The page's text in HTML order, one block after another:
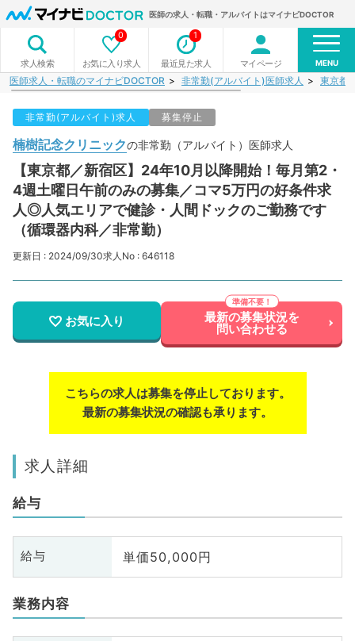
医師の求人・転職・アルバイトはマイナビDOCTOR
求人検索 お気に入り求人
0
最近見た求人
1
マイページ MENU
医師求人・転職のマイナビDOCTOR 非常勤(アルバイト)医師求人 東京都
非常勤(アルバイト)求人 募集停止
楠樹記念クリニックの非常勤（アルバイト）医師求人
【東京都／新宿区】24年10月以降開始！毎月第2・
4週土曜日午前のみの募集／コマ5万円の好条件求
人◎人気エリアで健診・人間ドックのご勤務です
（循環器内科／非常勤）
更新日 : 2024/09/30求人No : 646118
お気に入り 最新の募集状況を
問い合わせる
こちらの求人は募集を停止しております。
最新の募集状況の確認も承ります。
求人詳細
給与
給与 単価50,000円
業務内容